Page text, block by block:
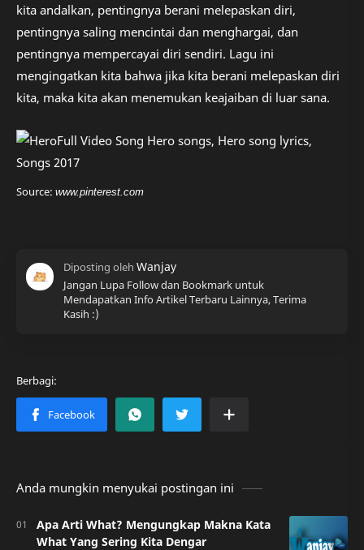
kita andalkan, pentingnya berani melepaskan diri,
pentingnya saling mencintai dan menghargai, dan
pentingnya mempercayai diri sendiri. Lagu ini
mengingatkan kita bahwa jika kita berani melepaskan diri
kita, maka kita akan menemukan keajaiban di luar sana.
Source: www.pinterest.com
Jangan Lupa Follow dan Bookmark untuk
Mendapatkan Info Artikel Terbaru Lainnya, Terima
Kasih :)
Anda mungkin menyukai postingan ini
Apa Arti What? Mengungkap Makna Kata
What Yang Sering Kita Dengar